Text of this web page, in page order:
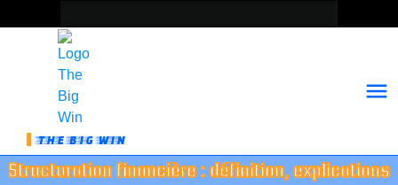
THE BIG WIN
Structuration financière : définition, explications